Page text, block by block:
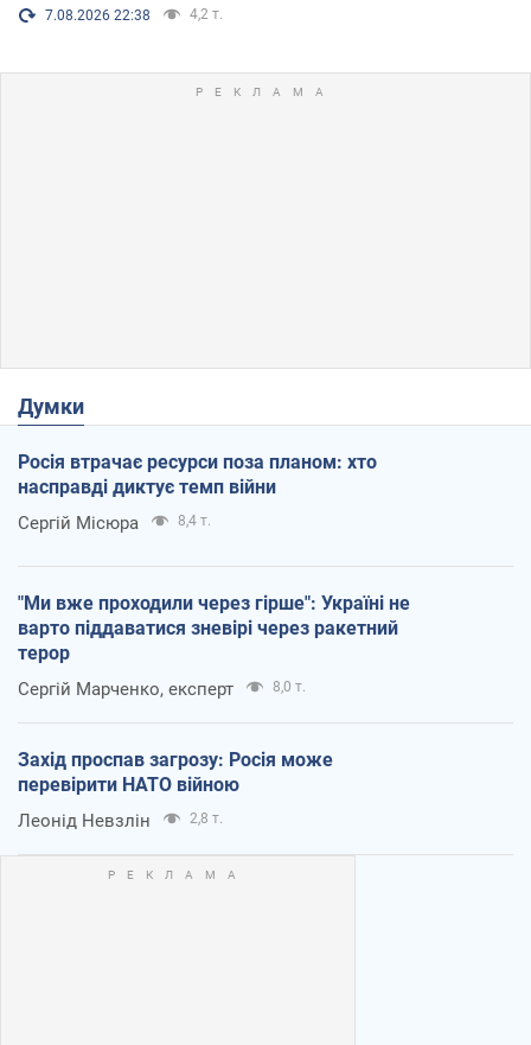
7.08.2026 22:38 4,2 т.
Думки
Росія втрачає ресурси поза планом: хто
насправді диктує темп війни
Сергій Місюра 8,4 т.
"Ми вже проходили через гірше": Україні не
варто піддаватися зневірі через ракетний
терор
Сергій Марченко, експерт 8,0 т.
Захід проспав загрозу: Росія може
перевірити НАТО війною
Леонід Невзлін 2,8 т.